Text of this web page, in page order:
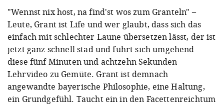
"Wennst nix host, na find'st wos zum Granteln" –
Leute, Grant ist Life und wer glaubt, dass sich das
einfach mit schlechter Laune übersetzen lässt, der ist
jetzt ganz schnell stad und führt sich umgehend
diese fünf Minuten und achtzehn Sekunden
Lehrvideo zu Gemüte. Grant ist demnach
angewandte bayerische Philosophie, eine Haltung,
ein Grundgefühl. Taucht ein in den Facettenreichtum